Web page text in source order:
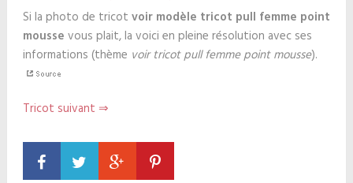
Si la photo de tricot voir modèle tricot pull femme point
mousse vous plait, la voici en pleine résolution avec ses
informations (thème voir tricot pull femme point mousse).
Tricot suivant ⇒